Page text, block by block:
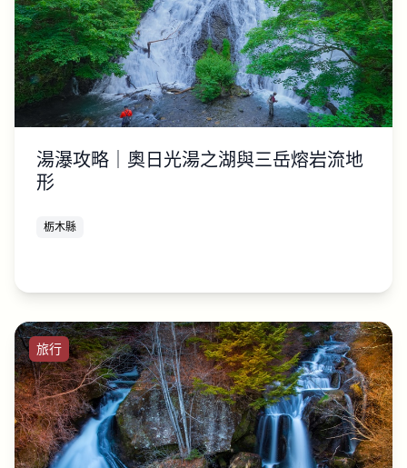
湯瀑攻略｜奧日光湯之湖與三岳熔岩流地
形
栃木縣
旅行